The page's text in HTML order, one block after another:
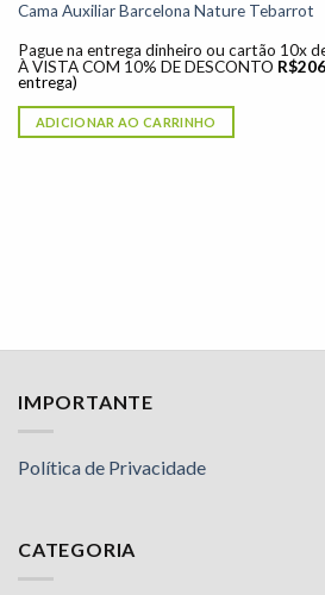
Cama Auxiliar Barcelona Nature Tebarrot
Pague na entrega dinheiro ou cartão 10x
À VISTA COM 10% DE DESCONTO R$
entrega)
ADICIONAR AO CARRINHO
IMPORTANTE
Política de Privacidade
CATEGORIA